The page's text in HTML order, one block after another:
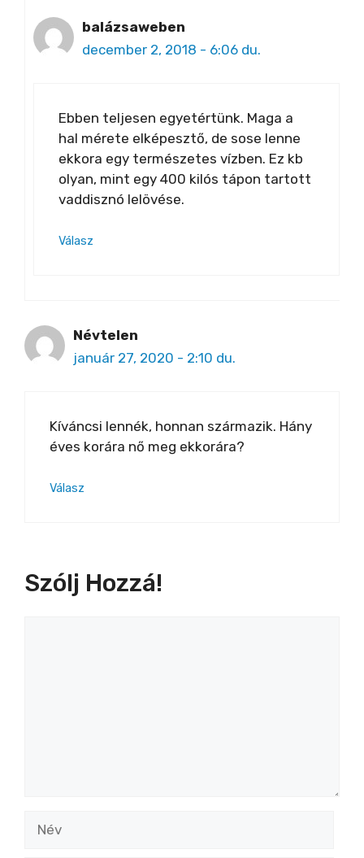
balázsaweben
december 2, 2018 - 6:06 du.
Ebben teljesen egyetértünk. Maga a
hal mérete elképesztő, de sose lenne
ekkora egy természetes vízben. Ez kb
olyan, mint egy 400 kilós tápon tartott
vaddisznó lelövése.
Válasz
Névtelen
január 27, 2020 - 2:10 du.
Kíváncsi lennék, honnan származik. Hány
éves korára nő meg ekkorára?
Válasz
Szólj Hozzá!